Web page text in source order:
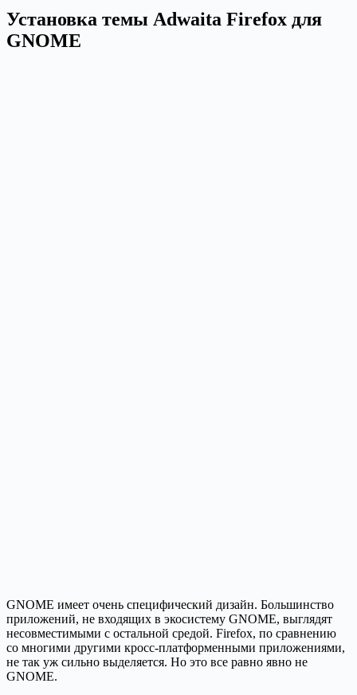
Установка темы Adwaita Firefox для
GNOME
GNOME имеет очень специфический дизайн. Большинство
приложений, не входящих в экосистему GNOME, выглядят
несовместимыми с остальной средой. Firefox, по сравнению
со многими другими кросс-платформенными приложениями,
не так уж сильно выделяется. Но это все равно явно не
GNOME.